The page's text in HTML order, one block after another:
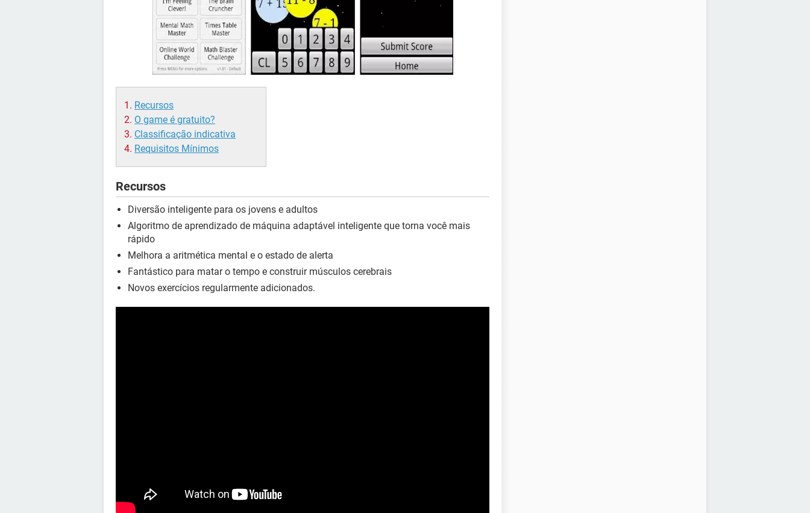
Recursos
O game é gratuito?
Classificação indicativa
Requisitos Mínimos
Recursos
Diversão inteligente para os jovens e adultos
Algoritmo de aprendizado de máquina adaptável inteligente que torna você mais
rápido
Melhora a aritmética mental e o estado de alerta
Fantástico para matar o tempo e construir músculos cerebrais
Novos exercícios regularmente adicionados.